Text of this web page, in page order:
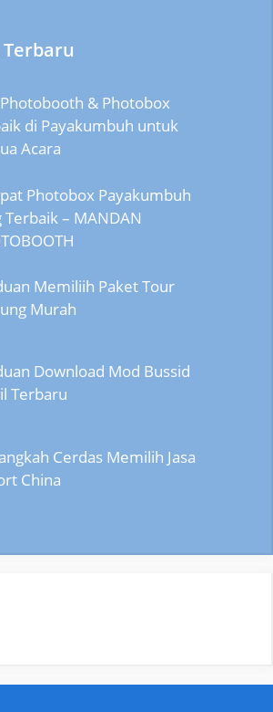
Photobooth & Photobox
di Payakumbuh untuk
Acara
Photobox Payakumbuh
Terbaik – MANDAN
Memiliih Paket Tour
Murah
Download Mod Bussid
Terbaru
Cerdas Memilih Jasa
China